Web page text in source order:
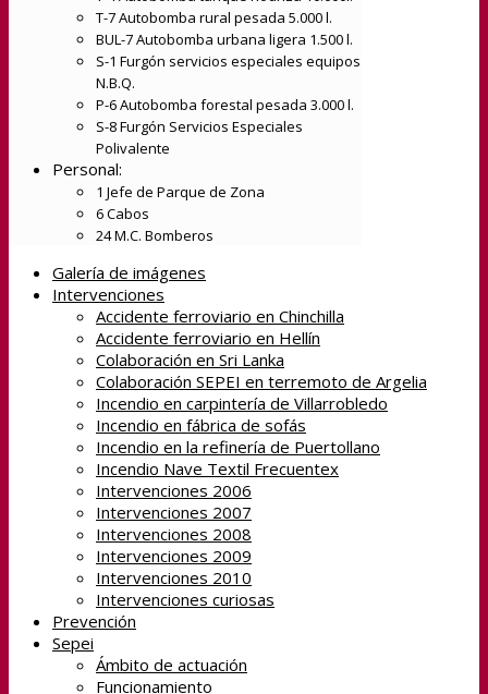
T-7 Autobomba rural pesada 5.000 l.
BUL-7 Autobomba urbana ligera 1.500 l.
S-1 Furgón servicios especiales equipos
N.B.Q.
P-6 Autobomba forestal pesada 3.000 l.
S-8 Furgón Servicios Especiales
Polivalente
Personal:
1 Jefe de Parque de Zona
6 Cabos
24 M.C. Bomberos
Galería de imágenes
Intervenciones
Accidente ferroviario en Chinchilla
Accidente ferroviario en Hellín
Colaboración en Sri Lanka
Colaboración SEPEI en terremoto de Argelia
Incendio en carpintería de Villarrobledo
Incendio en fábrica de sofás
Incendio en la refinería de Puertollano
Incendio Nave Textil Frecuentex
Intervenciones 2006
Intervenciones 2007
Intervenciones 2008
Intervenciones 2009
Intervenciones 2010
Intervenciones curiosas
Prevención
Sepei
Ámbito de actuación
Funcionamiento